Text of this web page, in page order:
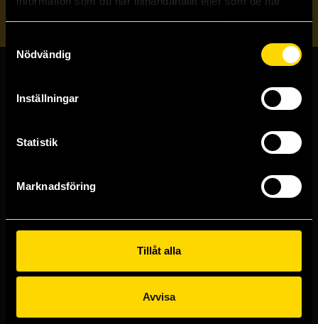
Nödvändig
Inställningar
Statistik
Marknadsföring
Tillåt alla
Avvisa
Skicka
Butiker & kundtjänst
Västerlånggatan 48
Göteborgsbutiken
Kungsgatan 19
Malmöbutiken